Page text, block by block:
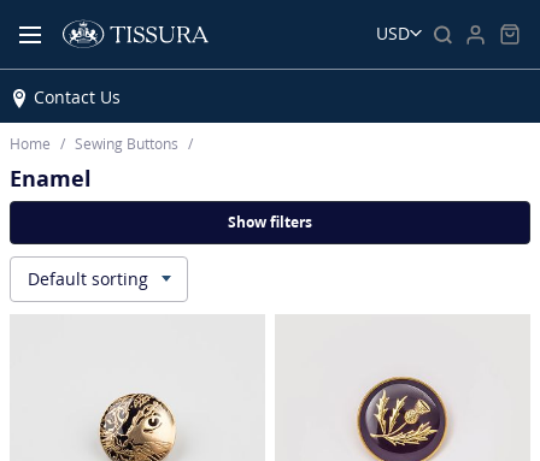
USD
Contact Us
Home Sewing Buttons
Enamel
Show filters
Default sorting
▾